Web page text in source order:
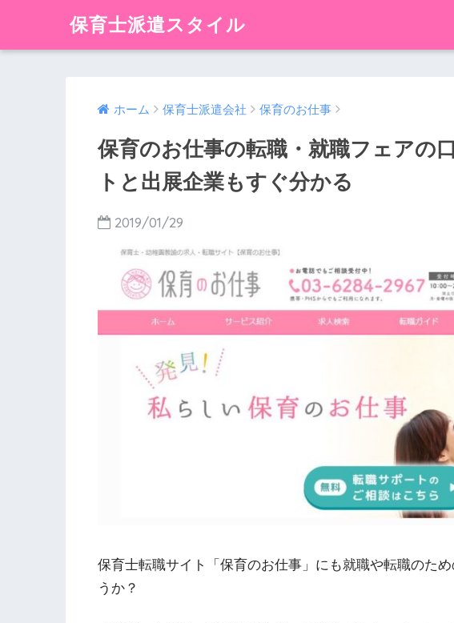
保育士派遣スタイル
ホーム 保育士派遣会社 保育のお仕事
保育のお仕事の転職・就職フェアの
トと出展企業もすぐ分かる
2019/01/29
保育士転職サイト「保育のお仕事」にも就職や転職のた
うか？